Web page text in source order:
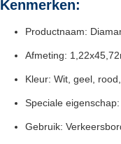
Kenmerken:
Productnaam:
Afmeting:
Kleur: Wit, geel,
Speciale
Gebruik: